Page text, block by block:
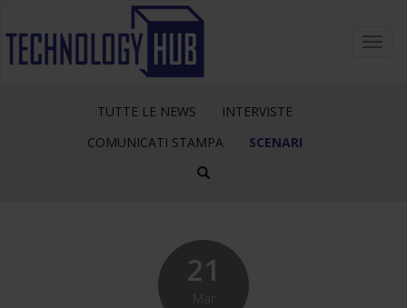
TUTTE LE NEWS
INTERVISTE
COMUNICATI STAMPA
SCENARI
21
Mar